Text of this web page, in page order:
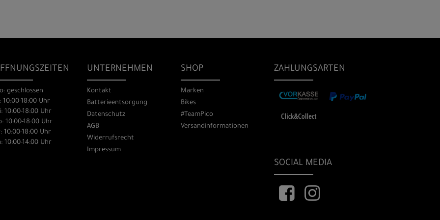
geschlossen
10:00-18:00 Uhr
10:00-18:00 Uhr
10:00-18:00 Uhr
10:00-18:00 Uhr
10:00-14:00 Uhr
UNTERNEHMEN
Kontakt
Batterieentsorgung
Datenschutz
AGB
Widerrufsrecht
Impressum
SHOP
Marken
Bikes
#TeamPico
Versandinformationen
ZAHLUNGSARTEN
SOCIAL MEDIA